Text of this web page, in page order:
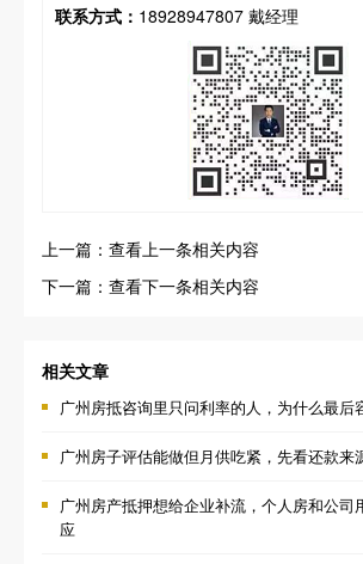
联系方式： 18928947807 戴经理
上一篇：查看上一条相关内容
下一篇：查看下一条相关内容
相关文章
广州房抵咨询里只问利率的人，为什么最后
广州房子评估能做但月供吃紧，先看还款来
广州房产抵押想给企业补流，个人房和公司
应